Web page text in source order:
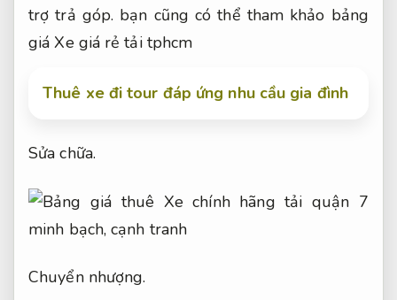
trợ trả góp. bạn cũng có thể tham khảo bảng
giá Xe giá rẻ tải tphcm
Thuê xe đi tour đáp ứng nhu cầu gia đình
Sửa chữa.
Chuyển nhượng.